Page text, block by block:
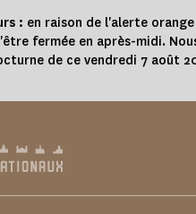
: en raison de l'alerte
fermée en après-midi.
de ce vendredi 7 août